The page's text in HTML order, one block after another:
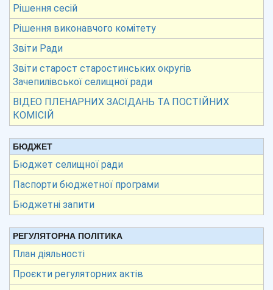
Рішення сесій
Рішення виконавчого комітету
Звіти Ради
Звіти старост старостинських округів
Зачепилівської селищної ради
ВІДЕО ПЛЕНАРНИХ ЗАСІДАНЬ ТА ПОСТІЙНИХ
КОМІСІЙ
БЮДЖЕТ
Бюджет селищної ради
Паспорти бюджетної програми
Бюджетні запити
РЕГУЛЯТОРНА ПОЛІТИКА
План діяльності
Проєкти регуляторних актів